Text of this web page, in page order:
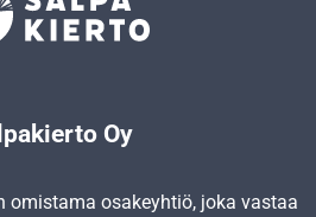
Oy
omistama osakeyhtiö, joka vastaa